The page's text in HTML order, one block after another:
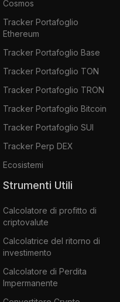
Cosmos
Tracker Portafoglio
Ethereum
Tracker Portafoglio Base
Tracker Portafoglio TON
Tracker Portafoglio TRON
Tracker Portafoglio Bitcoin
Tracker Portafoglio SUI
Tracker Perp DEX
Ecosistemi
Strumenti Utili
Calcolatore di profitto di
criptovalute
Calcolatrice del ritorno di
investimento
Calcolatore di Perdita
Impermanente